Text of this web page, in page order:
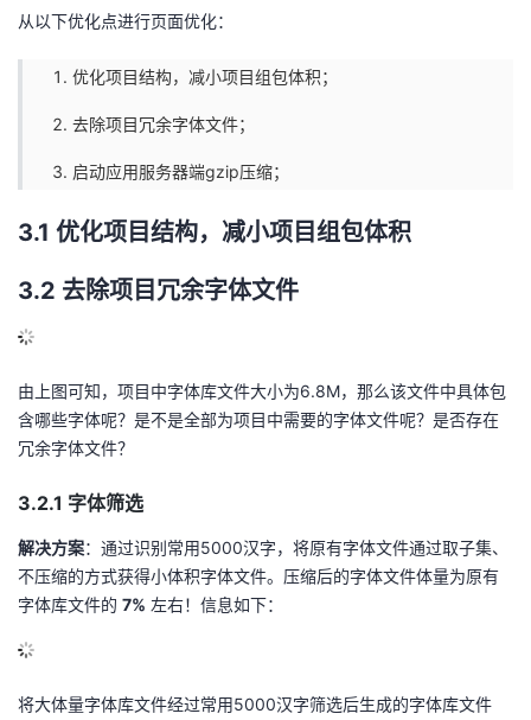
从以下优化点进行页面优化：
优化项目结构，减小项目组包体积；
去除项目冗余字体文件；
启动应用服务器端gzip压缩；
3.1 优化项目结构，减小项目组包体积
3.2 去除项目冗余字体文件
由上图可知，项目中字体库文件大小为6.8M，那么该文件中具体包
含哪些字体呢？是不是全部为项目中需要的字体文件呢？是否存在
冗余字体文件？
3.2.1 字体筛选
解决方案：通过识别常用5000汉字，将原有字体文件通过取子集、
不压缩的方式获得小体积字体文件。压缩后的字体文件体量为原有
字体库文件的 7% 左右！信息如下：
将大体量字体库文件经过常用5000汉字筛选后生成的字体库文件